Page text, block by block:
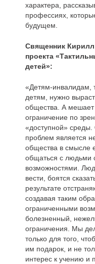
характера,
профессиях,
будущем.
Священник
проекта
детей»:
«Детям-инвалидам,
детям, нужно
общества. А мешает
ограничение по
«доступной»
проблем является
общества в смысле
общаться с людьми
возможностями.
вести, боятся
результате
создавая таким
ограниченными
болезненный,
ограничения. Мы
только для того,
им подарок, и не
интерес к учению